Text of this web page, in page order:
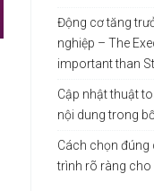
Động cơ tăng
nghiệp – The
important than
Cập nhật thuật
nội dung trong
Cách chọn đúng
trình rõ ràng cho